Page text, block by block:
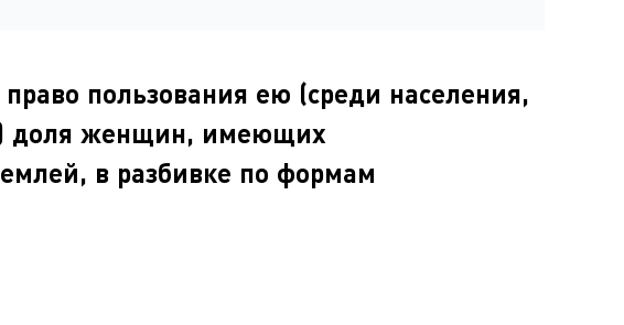
пользования ею (среди населения,
доля женщин, имеющих
в разбивке по формам